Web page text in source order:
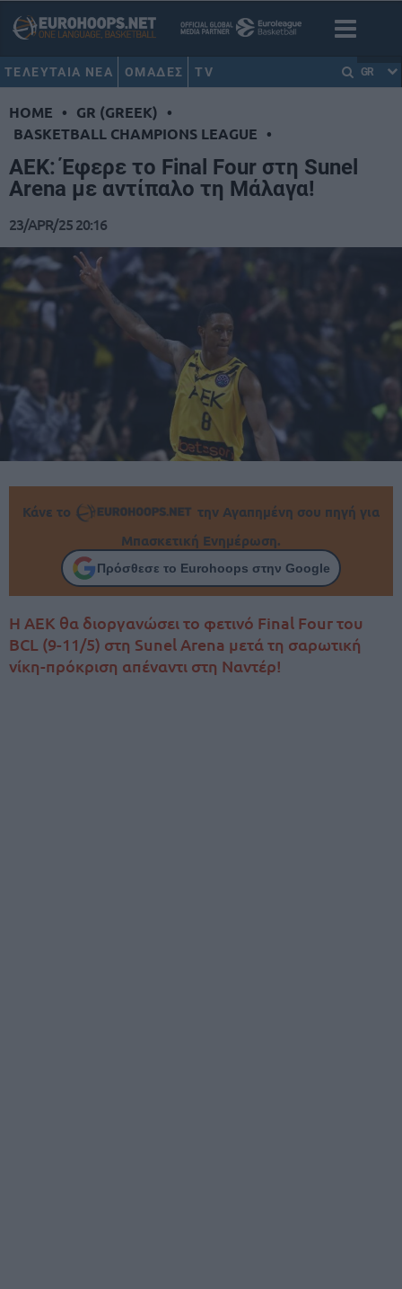
ΤΕΛΕΥΤΑΙΑ ΝΕΑ ΟΜΑΔΕΣ TV GR
HOME • GR (GREEK) •
BASKETBALL CHAMPIONS LEAGUE •
ΑΕΚ: Έφερε το Final Four στη Sunel
Arena με αντίπαλο τη Μάλαγα!
23/APR/25 20:16
Κάνε το
την Αγαπημένη σου πηγή για
Μπασκετική Ενημέρωση.
Πρόσθεσε το Eurohoops στην Google
Η ΑΕΚ θα διοργανώσει το φετινό Final Four του
BCL (9-11/5) στη Sunel Arena μετά τη σαρωτική
νίκη-πρόκριση απέναντι στη Ναντέρ!